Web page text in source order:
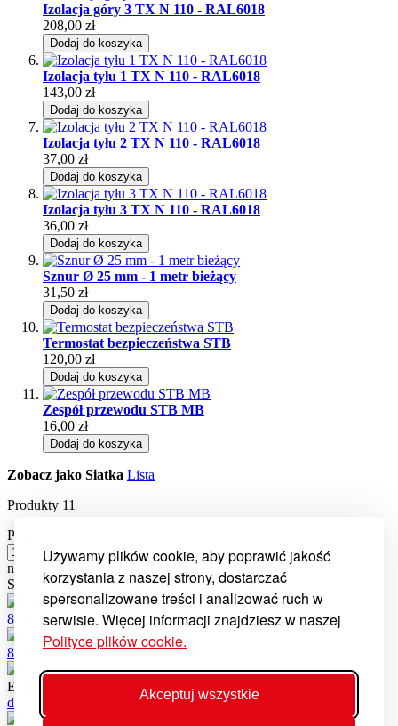
Używamy plików cookie, aby poprawić jakość
korzystania z naszej strony, dostarczać
spersonalizowane treści i analizować ruch w
serwisie. Więcej informacji znajdziesz w naszej
Polityce plików cookie.
Akceptuj wszystkie
Izolacja góry 3 TX N 110 - RAL6018
208,00 zł
Dodaj do koszyka
Izolacja tyłu 1 TX N 110 - RAL6018
143,00 zł
Dodaj do koszyka
Izolacja tyłu 2 TX N 110 - RAL6018
37,00 zł
Dodaj do koszyka
Izolacja tyłu 3 TX N 110 - RAL6018
36,00 zł
Dodaj do koszyka
Sznur Ø 25 mm - 1 metr bieżący
31,50 zł
Dodaj do koszyka
Termostat bezpieczeństwa STB
120,00 zł
Dodaj do koszyka
Zespół przewodu STB MB
16,00 zł
Dodaj do koszyka
Zobacz jako Siatka Lista
Produkty 11
Pokaż
na stronę
Sortuj wg
Ustaw kierunek malejący
Dział części
87 429 56 21
Infolinia serwisowa
87 429 56 56
E-mail
dc@kostrzewa.com.pl
ul. Przemysłowa 1